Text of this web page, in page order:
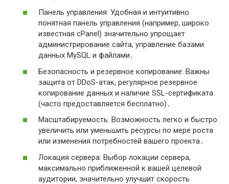
Панель управления: Удобная и интуитивно
понятная панель управления (например, широко
известная cPanel) значительно упрощает
администрирование сайта, управление базами
данных MySQL и файлами․
Безопасность и резервное копирование: Важны
защита от DDoS-атак, регулярное резервное
копирование данных и наличие SSL-сертификата
(часто предоставляется бесплатно)․
Масштабируемость: Возможность легко и быстро
увеличить или уменьшить ресурсы по мере роста
или изменения потребностей вашего проекта․
Локация сервера: Выбор локации сервера,
максимально приближенной к вашей целевой
аудитории, значительно улучшит скорость